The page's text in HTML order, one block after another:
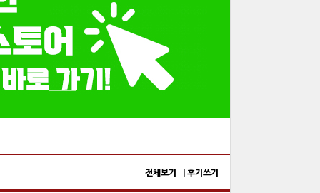
전체보기 | 후기쓰기